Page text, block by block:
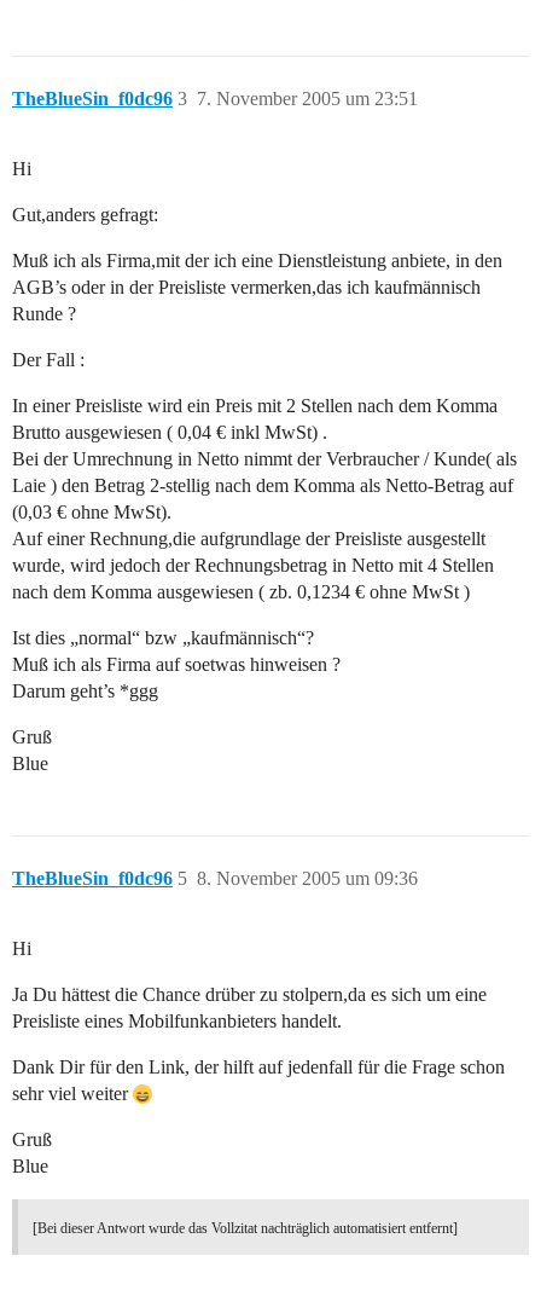
TheBlueSin_f0dc96 7. November 2005 um 23:51
3
Hi
Gut,anders gefragt:
Muß ich als Firma,mit der ich eine Dienstleistung anbiete, in den
AGB’s oder in der Preisliste vermerken,das ich kaufmännisch
Runde ?
Der Fall :
In einer Preisliste wird ein Preis mit 2 Stellen nach dem Komma
Brutto ausgewiesen ( 0,04 € inkl MwSt) .
Bei der Umrechnung in Netto nimmt der Verbraucher / Kunde( als
Laie ) den Betrag 2-stellig nach dem Komma als Netto-Betrag auf
(0,03 € ohne MwSt).
Auf einer Rechnung,die aufgrundlage der Preisliste ausgestellt
wurde, wird jedoch der Rechnungsbetrag in Netto mit 4 Stellen
nach dem Komma ausgewiesen ( zb. 0,1234 € ohne MwSt )
Ist dies „normal“ bzw „kaufmännisch“?
Muß ich als Firma auf soetwas hinweisen ?
Darum geht’s *ggg
Gruß
Blue
TheBlueSin_f0dc96 8. November 2005 um 09:36
5
Hi
Ja Du hättest die Chance drüber zu stolpern,da es sich um eine
Preisliste eines Mobilfunkanbieters handelt.
Dank Dir für den Link, der hilft auf jedenfall für die Frage schon
sehr viel weiter
Gruß
Blue
[Bei dieser Antwort wurde das Vollzitat nachträglich automatisiert entfernt]